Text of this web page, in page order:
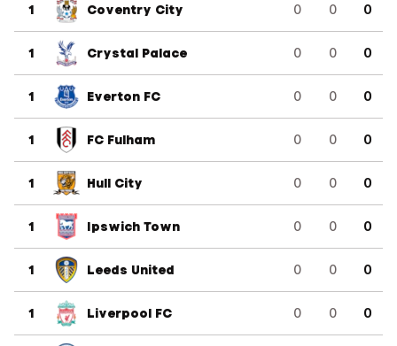
1 Coventry City 0 0 0
1 Crystal Palace 0 0 0
1 Everton FC 0 0 0
1 FC Fulham 0 0 0
1 Hull City 0 0 0
1 Ipswich Town 0 0 0
1 Leeds United 0 0 0
1 Liverpool FC 0 0 0